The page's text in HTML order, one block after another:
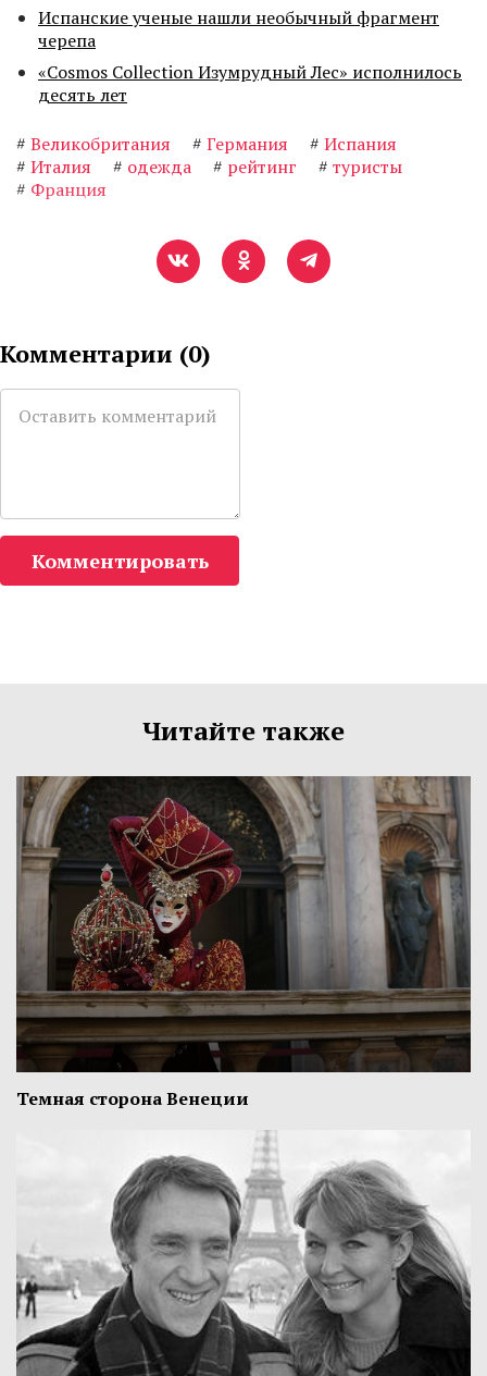
Испанские ученые нашли необычный фрагмент
черепа
«Cosmos Collection Изумрудный Лес» исполнилось
десять лет
# Великобритания # Германия # Испания
# Италия # одежда # рейтинг # туристы
# Франция
Комментарии (0)
Комментировать
Читайте также
Темная сторона Венеции